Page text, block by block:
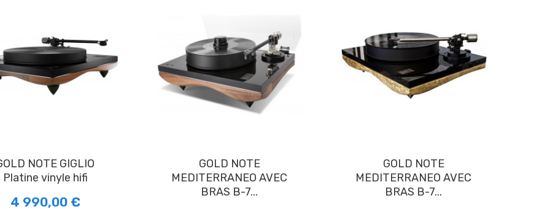
Platine vinyle hifi
4 990,00 €
GOLD NOTE
MEDITERRANEO AVEC
BRAS B-7...
GOLD NOTE
MEDITERRANEO AVEC
BRAS B-7...